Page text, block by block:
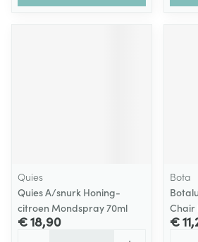
Quies
Quies A/snurk Honing-
citroen Mondspray 70ml
€ 18,90
Bota
Chair
€